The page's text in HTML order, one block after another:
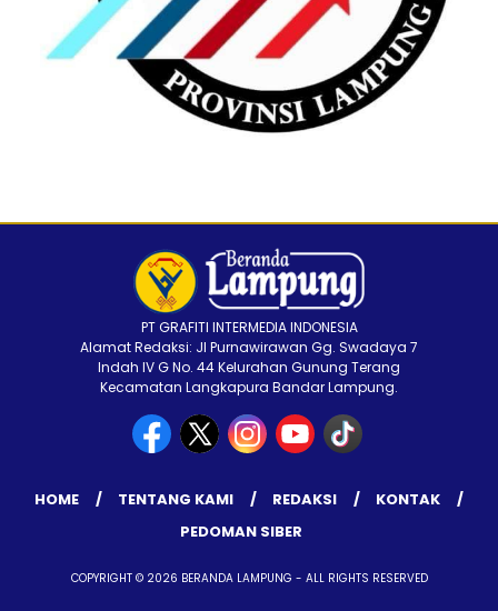
PT GRAFITI INTERMEDIA INDONESIA
Alamat Redaksi: Jl Purnawirawan Gg. Swadaya 7
Indah IV G No. 44 Kelurahan Gunung Terang
Kecamatan Langkapura Bandar Lampung.
HOME TENTANG KAMI REDAKSI
KONTAK
PEDOMAN SIBER
COPYRIGHT © 2026 BERANDA LAMPUNG - ALL RIGHTS RESERVED